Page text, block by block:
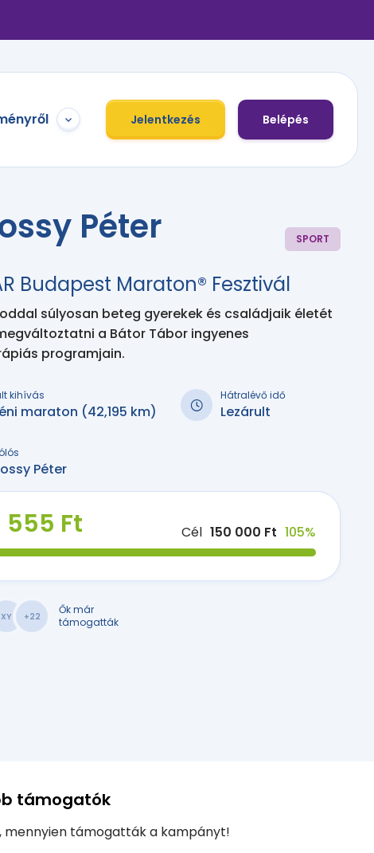
Jelentkezés Belépés
Péter SPORT
Budapest Maraton® Fesztivál
súlyosan beteg gyerekek és családjaik életét
a Bátor Tábor ingyenes
programjain.
kihívás
maraton (42,195 km)
Hátralévő idő
Lezárult
Péter
555 Ft Cél 150 000 Ft 105%
XY +22
Ők már
támogatták
támogatók
mennyien támogatták a kampányt!